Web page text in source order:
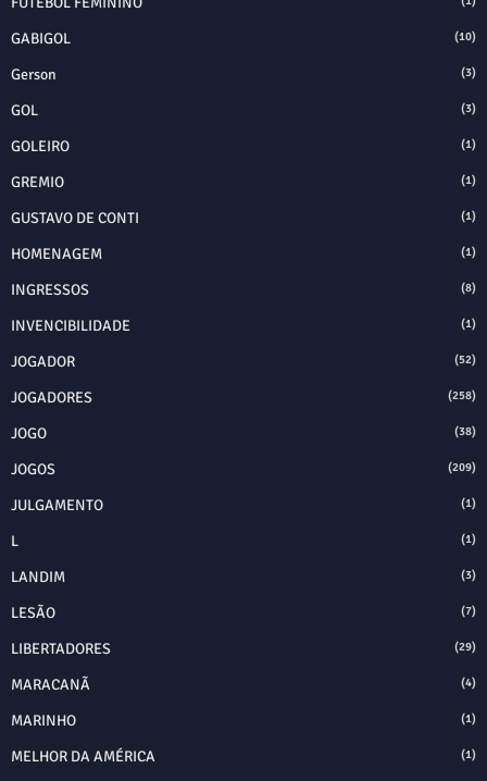
GABIGOL (10)
Gerson (3)
GOL (3)
GOLEIRO (1)
GREMIO (1)
GUSTAVO DE CONTI (1)
HOMENAGEM (1)
INGRESSOS (8)
INVENCIBILIDADE (1)
JOGADOR (52)
JOGADORES (258)
JOGO (38)
JOGOS (209)
JULGAMENTO (1)
L (1)
LANDIM (3)
LESÃO (7)
LIBERTADORES (29)
MARACANÃ (4)
MARINHO (1)
MELHOR DA AMÉRICA (1)